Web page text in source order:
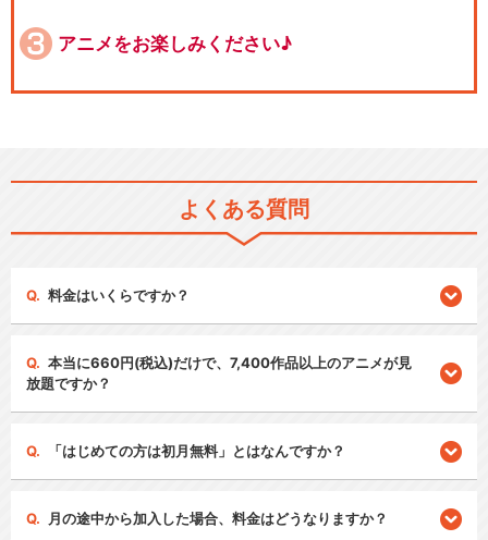
アニメをお楽しみください♪
よくある質問
料金はいくらですか？
本当に660円(税込)だけで、7,400作品以上のアニメが見
放題ですか？
「はじめての方は初月無料」とはなんですか？
月の途中から加入した場合、料金はどうなりますか？